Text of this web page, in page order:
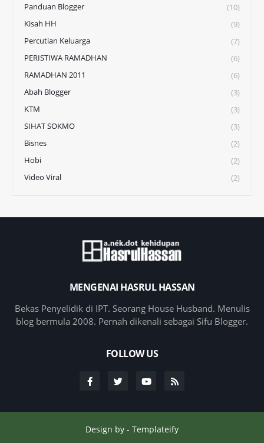
Panduan Blogger
(10)
Kisah HH
(9)
Percutian Keluarga
(7)
PERISTIWA RAMADHAN
(6)
RAMADHAN 2011
(6)
Abah Blogger
(3)
KTM
(3)
SIHAT SOKMO
(3)
Bisnes
(2)
Hobi
(2)
Video Viral
(2)
MENGENAI HASRUL HASSAN
Bekas Penyelidik di IPT. Seorang House Husband. Menulis
blog bermula 2008. Pernah dikenali sebagai Sifu Blogger.
FOLLOW US
Design by - Templateify